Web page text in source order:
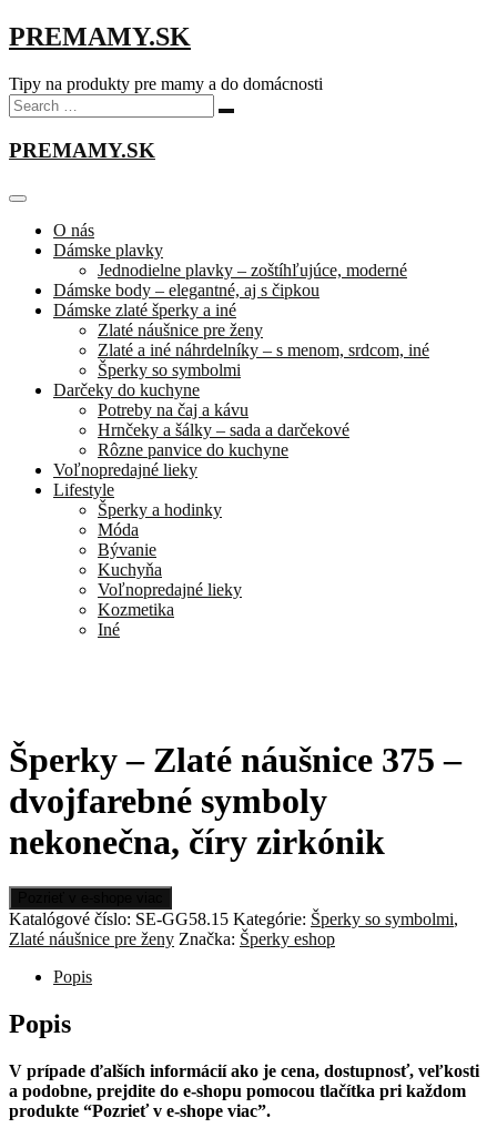
PREMAMY.SK
Tipy na produkty pre mamy a do domácnosti
PREMAMY.SK
O nás
Dámske plavky
Jednodielne plavky – zoštíhľujúce, moderné
Dámske body – elegantné, aj s čipkou
Dámske zlaté šperky a iné
Zlaté náušnice pre ženy
Zlaté a iné náhrdelníky – s menom, srdcom, iné
Šperky so symbolmi
Darčeky do kuchyne
Potreby na čaj a kávu
Hrnčeky a šálky – sada a darčekové
Rôzne panvice do kuchyne
Voľnopredajné lieky
Lifestyle
Šperky a hodinky
Móda
Bývanie
Kuchyňa
Voľnopredajné lieky
Kozmetika
Iné
Šperky – Zlaté náušnice 375 –
dvojfarebné symboly
nekonečna, číry zirkónik
Katalógové číslo: SE-GG58.15 Kategórie: Šperky so symbolmi,
Zlaté náušnice pre ženy Značka: Šperky eshop
Popis
Popis
V prípade ďalších informácií ako je cena, dostupnosť, veľkosti
a podobne, prejdite do e-shopu pomocou tlačítka pri každom
produkte “Pozrieť v e-shope viac”.